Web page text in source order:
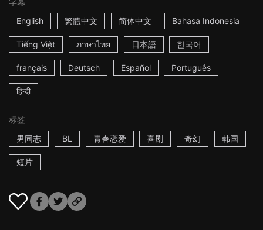
字幕
English
繁體中文 简体中文 Bahasa Indonesia
Tiếng Việt ภาษาไทย 日本語 한국어
français Deutsch Español Português
हिन्दी
标签
男同志
BL 青春恋爱 喜剧 奇幻 韩国
短片